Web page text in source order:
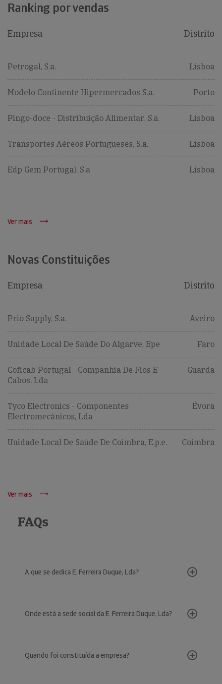
Ranking por vendas
Empresa Distrito
Petrogal, S.a. Lisboa
Modelo Continente Hipermercados S.a. Porto
Pingo-doce - Distribuição Alimentar, S.a. Lisboa
Transportes Aéreos Portugueses, S.a. Lisboa
Edp Gem Portugal, S.a Lisboa
Ver mais
Novas Constituições
Empresa Distrito
Prio Supply, S.a. Aveiro
Unidade Local De Saúde Do Algarve, Epe Faro
Coficab Portugal - Companhia De Fios E
Cabos, Lda
Guarda
Tyco Electronics - Componentes
Electromecânicos, Lda
Évora
Unidade Local De Saúde De Coimbra, E.p.e. Coimbra
Ver mais
FAQs
A que se dedica E. Ferreira Duque, Lda?
Onde está a sede social da E. Ferreira Duque, Lda?
Quando foi constituída a empresa?